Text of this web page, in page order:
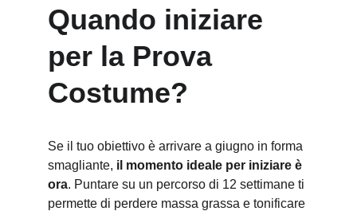
Quando iniziare
per la Prova
Costume?
Se il tuo obiettivo è arrivare a giugno in forma
smagliante, il momento ideale per iniziare è
ora. Puntare su un percorso di 12 settimane ti
permette di perdere massa grassa e tonificare